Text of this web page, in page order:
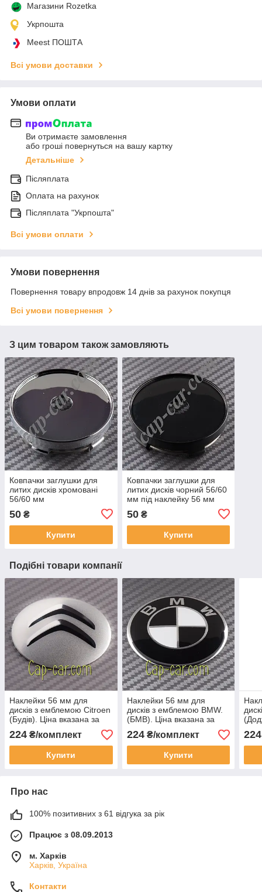
Магазини Rozetka
Укрпошта
Meest ПОШТА
Всі умови доставки
Умови оплати
Ви отримаєте замовлення
або гроші повернуться на вашу картку
Детальніше
Післяплата
Оплата на рахунок
Післяплата "Укрпошта"
Всі умови оплати
Умови повернення
Повернення товару впродовж 14 днів за рахунок покупця
Всі умови повернення
З цим товаром також замовляють
Ковпачки заглушки для
литих дисків хромовані
56/60 мм
50 ₴
Купити
Ковпачки заглушки для
литих дисків чорний 56/60
мм під наклейку 56 мм
50₴
Купити
Подібні товари компанії
Наклейки 56 мм для
дисків з емблемою Citroen
(Будів). Ціна вказана за
комплект із 4 штук
224 ₴/комплект
Купити
Наклейки 56 мм для
дисків з емблемою BMW.
(БМВ). Ціна вказана за
комплект із 4 штук
224₴/комплект
Купити
224
Про нас
100% позитивних з 61 відгука за рік
Працює з 08.09.2013
м. Харків
Харків, Україна
Контакти